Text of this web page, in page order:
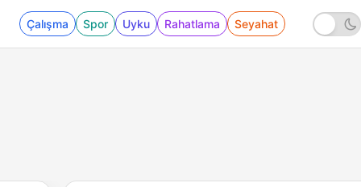
Çalışma Spor Uyku Rahatlama Seyahat